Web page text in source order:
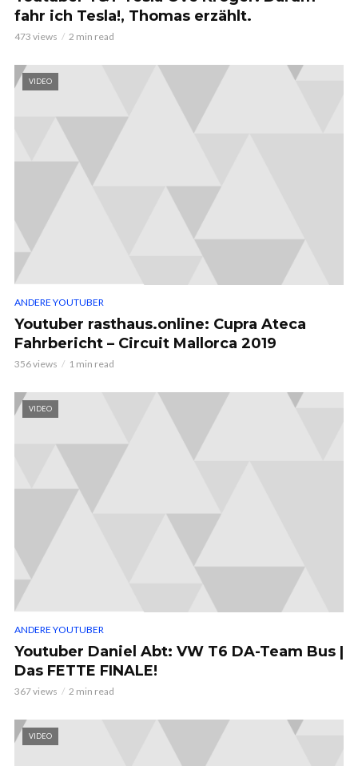
fahr ich Tesla!, Thomas erzählt.
473 views 2 min read
VIDEO
ANDERE YOUTUBER
Youtuber rasthaus.online: Cupra Ateca
Fahrbericht – Circuit Mallorca 2019
356 views 1 min read
VIDEO
ANDERE YOUTUBER
Youtuber Daniel Abt: VW T6 DA-Team Bus |
Das FETTE FINALE!
367 views 2 min read
VIDEO